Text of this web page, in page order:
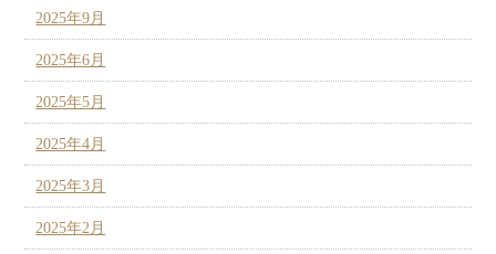
2025年9月
2025年6月
2025年5月
2025年4月
2025年3月
2025年2月